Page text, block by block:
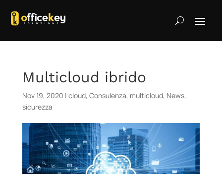
Multicloud ibrido
Nov 19, 2020 | cloud, Consulenza, multicloud, News,
sicurezza